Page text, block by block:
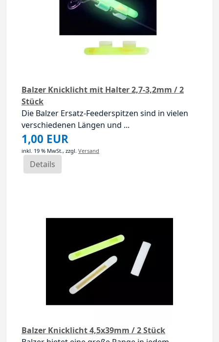
Balzer Knicklicht mit Halter 2,7-3,2mm / 2
Stück
Die Balzer Ersatz-Feederspitzen sind in vielen
verschiedenen Längen und ...
1,00 EUR
inkl. 19 % MwSt., zzgl. Versand
Details
Balzer Knicklicht 4,5x39mm / 2 Stück